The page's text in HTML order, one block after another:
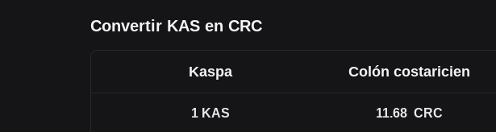
Convertir KAS en CRC
Kaspa Colón costaricien
1 KAS 11.68 CRC